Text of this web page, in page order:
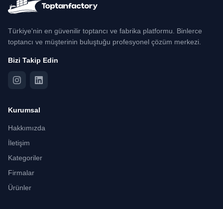
Türkiye'nin en güvenilir toptancı ve fabrika platformu. Binlerce
toptancı ve müşterinin buluştuğu profesyonel çözüm merkezi.
Bizi Takip Edin
Kurumsal
Hakkımızda
İletişim
Kategoriler
Firmalar
Ürünler